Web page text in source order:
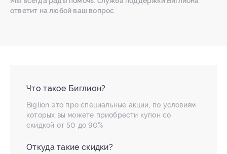
ответит на любой ваш вопрос
Что такое Биглион?
Biglion это про специальные акции, по условиям
которых вы можете приобрести купон со
скидкой от 50 до 90%
Откуда такие скидки?